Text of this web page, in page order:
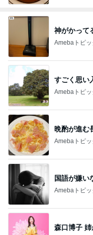
神がかって
Amebaトピッ
すごく思い
Amebaトピッ
晩酌が進む
Amebaトピッ
国語が嫌い
Amebaトピッ
森口博子